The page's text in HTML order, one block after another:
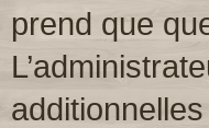
prend que